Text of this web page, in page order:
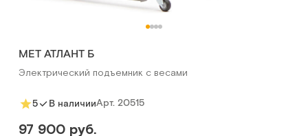
MET АТЛАНТ Б
Электрический подъемник с весами
5 В наличииАрт. 20515
97 900 руб.